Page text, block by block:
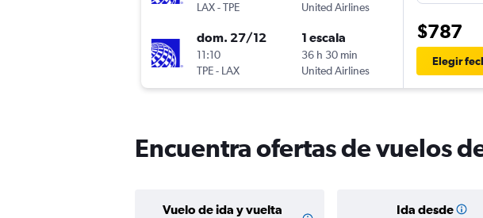
LAX-TPE
United Airlines
dom. 27/12
11:10
TPE- LAX
1 escala
36 h 30 min
United Airlines
$787
Elegir
Encuentra ofertas de vuelos
Vuelo de ida y vuelta
Ida desde